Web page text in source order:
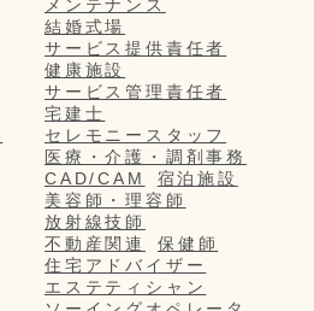
メンテナンス
結婚式場
サービス提供責任者
健康施設
サービス管理責任者
宅建士
セレモニースタッフ
医療・介護・調剤事務
CAD/CAM
宿泊施設
美容師・理容師
放射線技師
不動産関連
保健師
住宅アドバイザー
エステティシャン